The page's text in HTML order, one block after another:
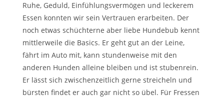
Ruhe, Geduld, Einfühlungsvermögen und leckerem
Essen konnten wir sein Vertrauen erarbeiten. Der
noch etwas schüchterne aber liebe Hundebub kennt
mittlerweile die Basics. Er geht gut an der Leine,
fährt im Auto mit, kann stundenweise mit den
anderen Hunden alleine bleiben und ist stubenrein.
Er lässt sich zwischenzeitlich gerne streicheln und
bürsten findet er auch gar nicht so übel. Für Fressen